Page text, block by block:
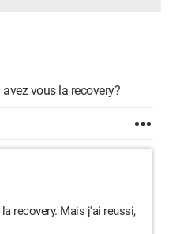
vous la recovery?
recovery. Mais j'ai reussi,